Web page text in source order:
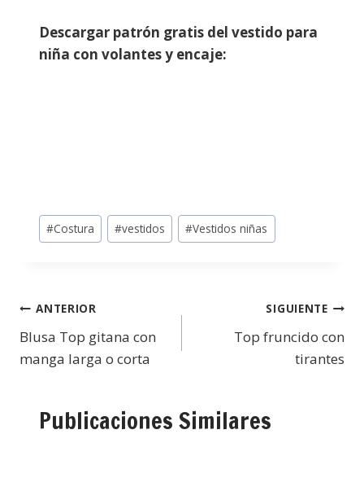
Descargar patrón gratis del vestido para
niña con volantes y encaje:
#Costura #vestidos #Vestidos niñas
ANTERIOR
Blusa Top gitana con
manga larga o corta
SIGUIENTE
Top fruncido con
tirantes
Publicaciones Similares